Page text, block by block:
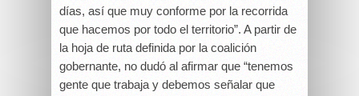
días, así que muy conforme por la recorrida
que hacemos por todo el territorio”. A partir de
la hoja de ruta definida por la coalición
gobernante, no dudó al afirmar que “tenemos
gente que trabaja y debemos señalar que